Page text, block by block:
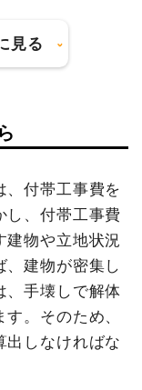
520,000円
254,309円
490,909円
円
価
金額
7,920,000
円
円
415,000円
30,000円
40,000円
180,000円
見る
階建て
金額
1,028,160円
、付帯工事費を
し、付帯工事費
建物や立地状況
、建物が密集し
、手壊しで解体
。そのため、
出しなければな